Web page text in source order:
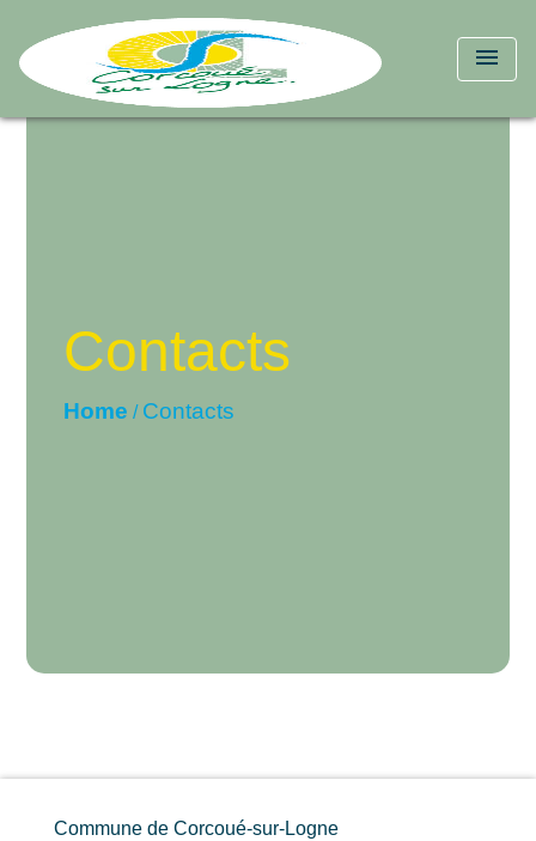
menu
Contacts
Home / Contacts
Commune de Corcoué-sur-Logne